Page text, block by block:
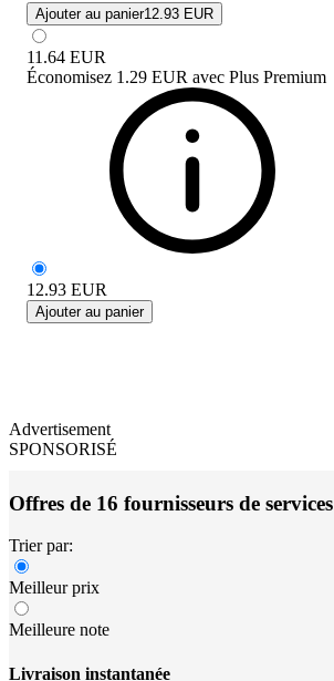
Ajouter au panier12.93 EUR
11.64 EUR
Économisez 1.29 EUR avec Plus Premium
12.93 EUR
Ajouter au panier
Advertisement
SPONSORISÉ
Offres de 16 fournisseurs de services
Trier par:
Meilleur prix
Meilleure note
Livraison instantanée